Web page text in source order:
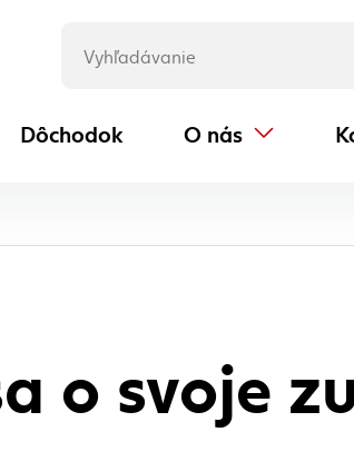
Dôchodok
(externý odkaz) O nás
aktuálna stránka
o svoje